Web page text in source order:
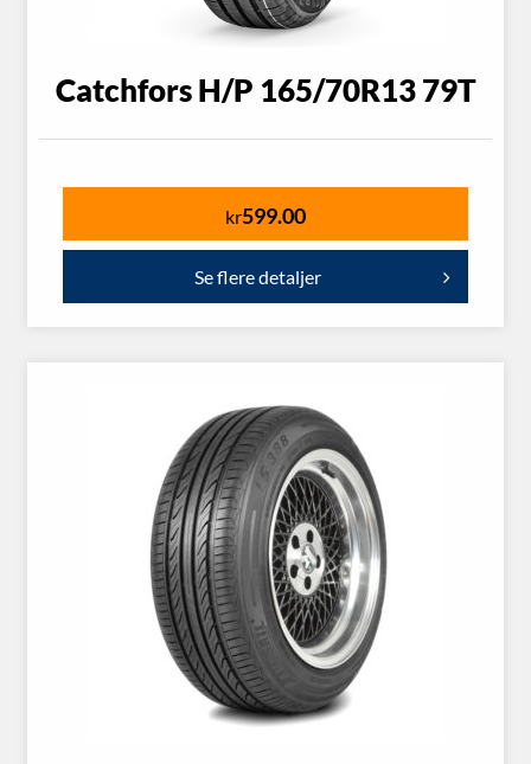
Catchfors H/P 165/70R13 79T
kr599.00
Se flere detaljer